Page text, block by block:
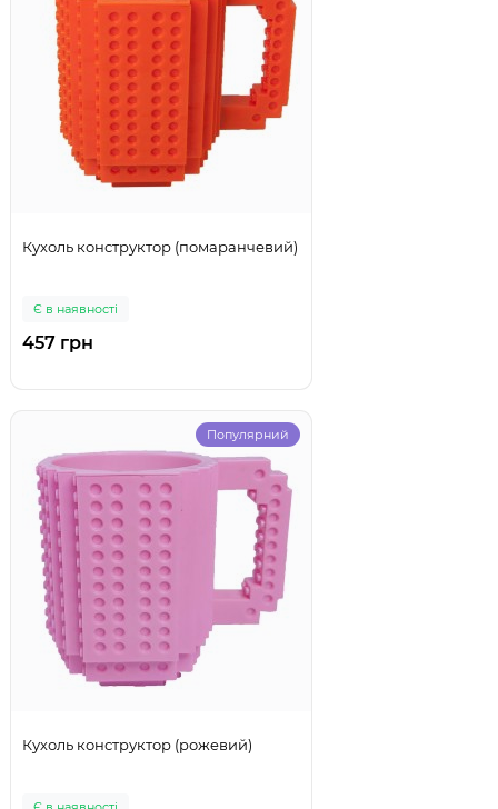
Кухоль конструктор (помаранчевий)
Є в наявності
457 грн
Популярний
Кухоль конструктор (рожевий)